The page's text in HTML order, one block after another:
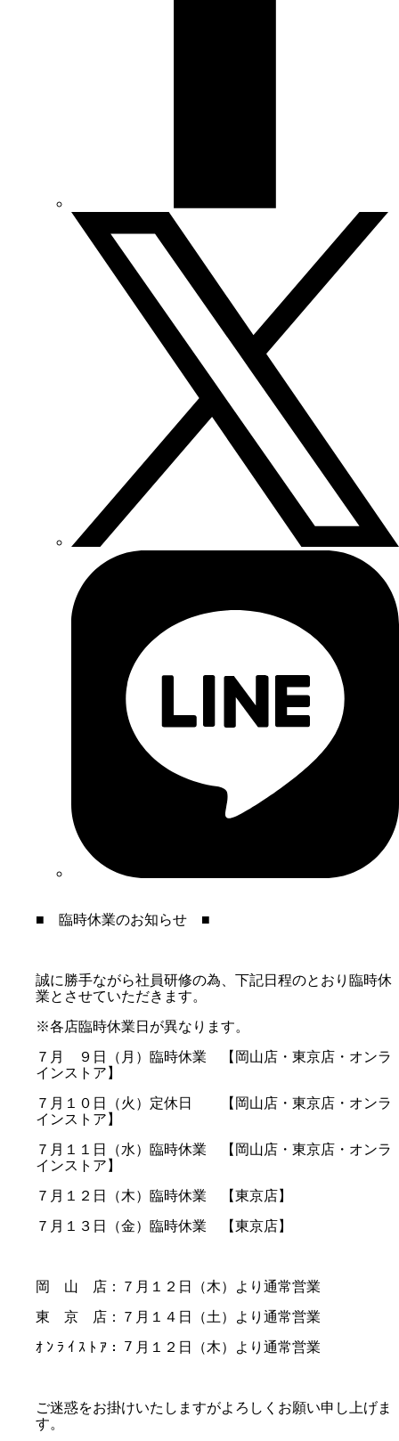
■ 臨時休業のお知らせ ■
誠に勝手ながら社員研修の為、下記日程のとおり臨時休
業とさせていただきます。
※各店臨時休業日が異なります。
７月 ９日（月）臨時休業 【岡山店・東京店・オンラ
インストア】
７月１０日（火）定休日 【岡山店・東京店・オンラ
インストア】
７月１１日（水）臨時休業 【岡山店・東京店・オンラ
インストア】
７月１２日（木）臨時休業 【東京店】
７月１３日（金）臨時休業 【東京店】
岡 山 店：７月１２日（木）より通常営業
東 京 店：７月１４日（土）より通常営業
ｵ ﾝ ﾗ ｲ ｽ ﾄ ｱ：７月１２日（木）より通常営業
ご迷惑をお掛けいたしますがよろしくお願い申し上げま
す。